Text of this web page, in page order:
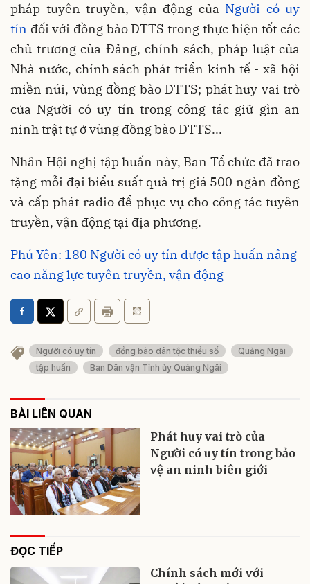
pháp tuyên truyền, vận động của Người có uy
tín đối với đồng bào DTTS trong thực hiện tốt các
chủ trương của Đảng, chính sách, pháp luật của
Nhà nước, chính sách phát triển kinh tế - xã hội
miền núi, vùng đồng bào DTTS; phát huy vai trò
của Người có uy tín trong công tác giữ gìn an
ninh trật tự ở vùng đồng bào DTTS...
Nhân Hội nghị tập huấn này, Ban Tổ chức đã trao
tặng mỗi đại biểu suất quà trị giá 500 ngàn đồng
và cấp phát radio để phục vụ cho công tác tuyên
truyền, vận động tại địa phương.
Phú Yên: 180 Người có uy tín được tập huấn nâng
cao năng lực tuyên truyền, vận động
Người có uy tín đồng bào dân tộc thiểu số
Quảng Ngãi
tập huấn
Ban Dân vận Tỉnh ủy Quảng Ngãi
BÀI LIÊN QUAN
Phát huy vai trò của
Người có uy tín trong bảo
vệ an ninh biên giới
ĐỌC TIẾP
Chính sách mới với